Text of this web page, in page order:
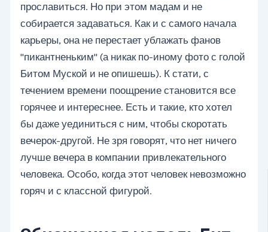
прославиться. Но при этом мадам и не
собирается задаваться. Как и с самого начала
карьеры, она не перестает ублажать фанов
"пикантненьким" (а никак по-иному фото с голой
Битом Муской и не опишешь). К стати, с
течением времени поощрение становится все
горячее и интереснее. Есть и такие, кто хотел
бы даже уединиться с ним, чтобы скоротать
вечерок-другой. Не зря говорят, что нет ничего
лучше вечера в компании привлекательного
человека. Особо, когда этот человек невозможно
горяч и с классной фигурой.